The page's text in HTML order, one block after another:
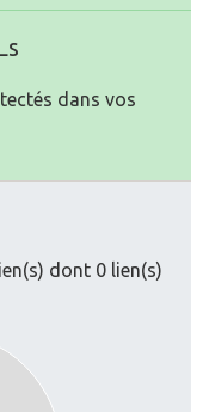
dans vos
dont 0 lien(s)